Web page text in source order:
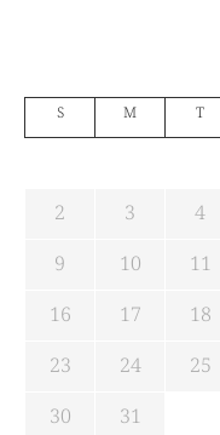
S M T
2
3 4
9
10 11
16
17 18
23
24 25
30
31